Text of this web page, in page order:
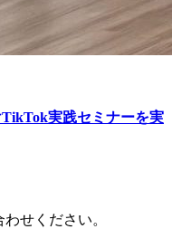
実践セミナーを実
せください。